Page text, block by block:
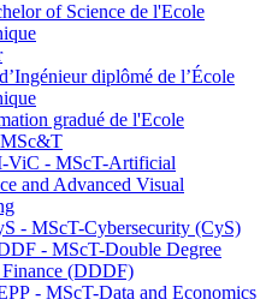
of Science de l'Ecole
diplômé de l’École
gradué de l'Ecole
ViC - MScT-Artificial
and Advanced Visual
- MScT-Cybersecurity (CyS)
- MScT-Double Degree
Finance (DDDF)
- MScT-Data and Economics